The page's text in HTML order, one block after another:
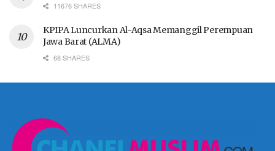
11676 SHARES
KPIPA Luncurkan Al-Aqsa Memanggil Perempuan
Jawa Barat (ALMA)
68 SHARES